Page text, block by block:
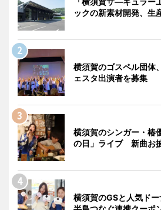
ックの新素材開発、生
横須賀のゴスペル団
ェスタ出演者を募集
横須賀のシンガー・椿
の日」ライブ 新曲お
横須賀のGSと人気ド